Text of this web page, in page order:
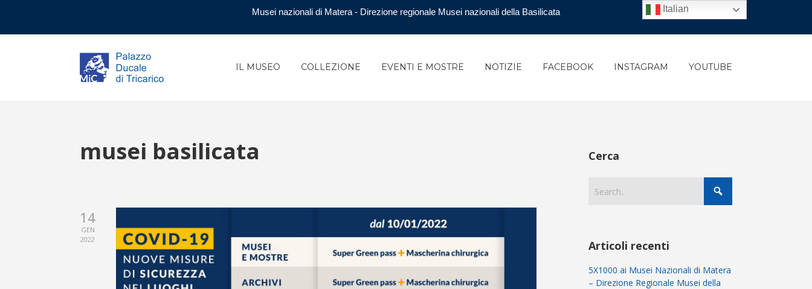
Musei nazionali di Matera - Direzione regionale Musei nazionali della Basilicata
IL MUSEO COLLEZIONE EVENTI E MOSTRE NOTIZIE FACEBOOK INSTAGRAM YOUTUBE
musei basilicata
14
GEN
2022
Cerca
Articoli recenti
5X1000 ai Musei Nazionali di Matera
– Direzione Regionale Musei della
Italian